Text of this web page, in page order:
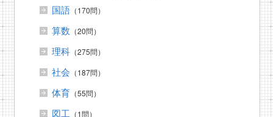
国語（170問）
算数 （20問）
理科（275問）
社会 （187問）
体育（55問）
図工 （1問）